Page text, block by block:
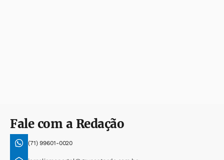
Fale com a Redação
(71) 99601-0020